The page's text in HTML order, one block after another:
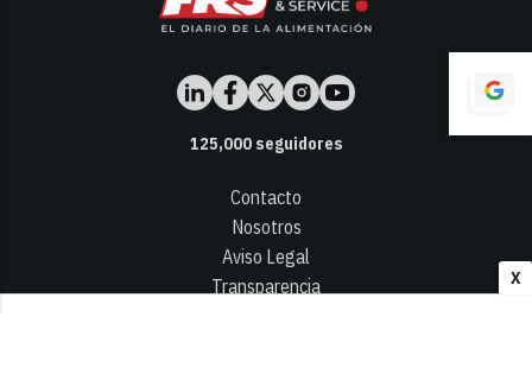
X
125,000seguidores
Contacto
Nosotros
Aviso Legal
Transparencia